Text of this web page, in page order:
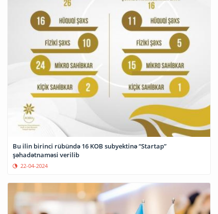
Bu ilin birinci rübündə 16 KOB subyektinə “Startap”
şəhadətnaməsi verilib
22-04-2024